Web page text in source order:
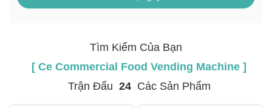
Tìm Kiếm Của Bạn
[ Ce Commercial Food Vending Machine ]
Trận Đấu 24Các Sản Phẩm